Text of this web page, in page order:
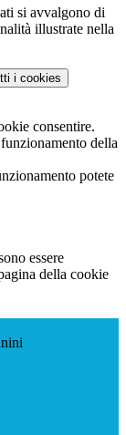
si avvalgono di
illustrate nella
i cookies
consentire.
della
potete
essere
della cookie